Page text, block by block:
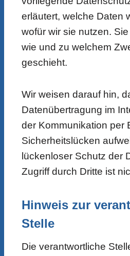
erläutert, welche Daten
wofür wir sie nutzen.
wie und zu welchem
geschieht.
Wir weisen darauf hin,
Datenübertragung im
der Kommunikation per
Sicherheitslücken
lückenloser Schutz der
Zugriff durch Dritte ist
Hinweis zur
Stelle
Die verantwortliche